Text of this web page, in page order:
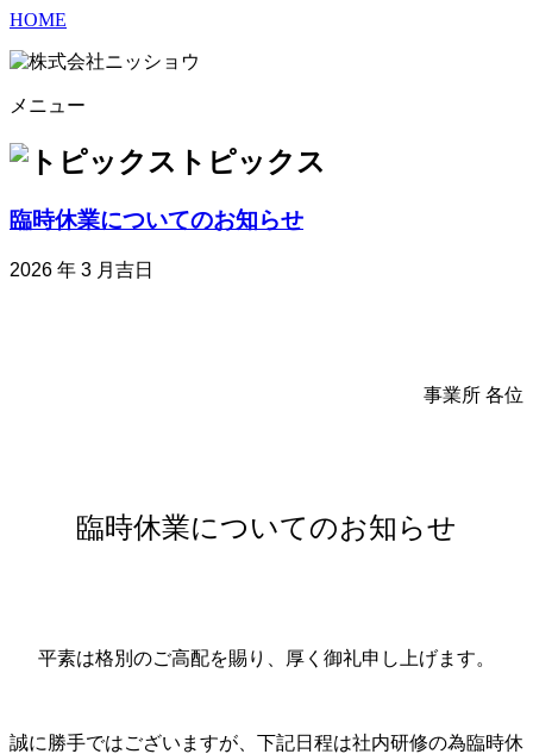
HOME
メニュー
トピックス
臨時休業についてのお知らせ
2026 年 3 月吉日
事業所 各位
臨時休業についてのお知らせ
平素は格別のご高配を賜り、厚く御礼申し上げます。
誠に勝手ではございますが、下記日程は社内研修の為臨時休